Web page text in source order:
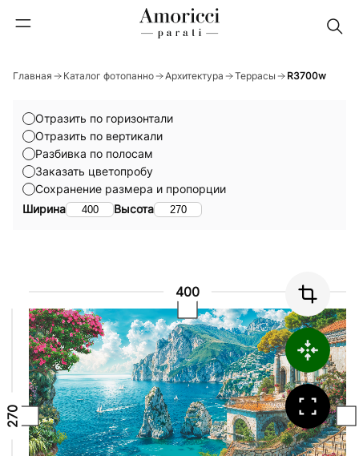
Главная Каталог фотопанно Архитектура Террасы R3700w
Ширина Высота
Сохранение размера и пропорции
Отразить по горизонтали
Отразить по вертикали
Разбивка по полосам
Заказать цветопробу